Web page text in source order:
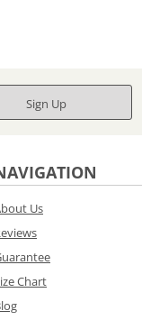
Sign Up
Us
Chart